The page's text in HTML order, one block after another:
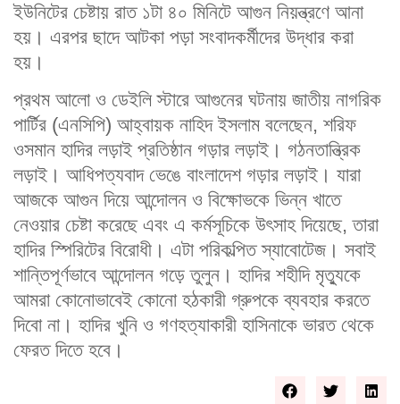
ইউনিটের চেষ্টায় রাত ১টা ৪০ মিনিটে আগুন নিয়ন্ত্রণে আনা
হয়। এরপর ছাদে আটকা পড়া সংবাদকর্মীদের উদ্ধার করা
হয়।
প্রথম আলো ও ডেইলি স্টারে আগুনের ঘটনায় জাতীয় নাগরিক
পার্টির (এনসিপি) আহ্বায়ক নাহিদ ইসলাম বলেছেন, শরিফ
ওসমান হাদির লড়াই প্রতিষ্ঠান গড়ার লড়াই। গঠনতান্ত্রিক
লড়াই। আধিপত্যবাদ ভেঙে বাংলাদেশ গড়ার লড়াই। যারা
আজকে আগুন দিয়ে আন্দোলন ও বিক্ষোভকে ভিন্ন খাতে
নেওয়ার চেষ্টা করেছে এবং এ কর্মসূচিকে উৎসাহ দিয়েছে, তারা
হাদির স্পিরিটের বিরোধী। এটা পরিকল্পিত স্যাবোটেজ। সবাই
শান্তিপূর্ণভাবে আন্দোলন গড়ে তুলুন। হাদির শহীদি মৃত্যুকে
আমরা কোনোভাবেই কোনো হঠকারী গ্রুপকে ব্যবহার করতে
দিবো না। হাদির খুনি ও গণহত্যাকারী হাসিনাকে ভারত থেকে
ফেরত দিতে হবে।